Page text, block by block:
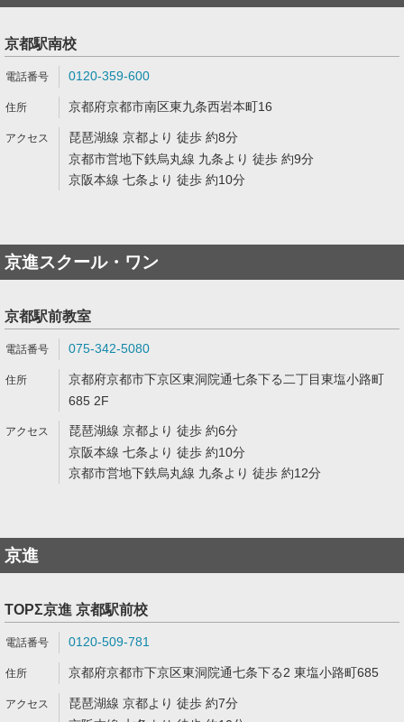
京都駅南校
0120-359-600
京都府京都市南区東九条西岩本町16
琵琶湖線 京都より 徒歩 約8分
京都市営地下鉄烏丸線 九条より 徒歩 約9分
京阪本線 七条より 徒歩 約10分
京進スクール・ワン
京都駅前教室
075-342-5080
京都府京都市下京区東洞院通七条下る二丁目東塩小路町
685 2F
琵琶湖線 京都より 徒歩 約6分
京阪本線 七条より 徒歩 約10分
京都市営地下鉄烏丸線 九条より 徒歩 約12分
京進
TOPΣ京進 京都駅前校
0120-509-781
京都府京都市下京区東洞院通七条下る2 東塩小路町685
琵琶湖線 京都より 徒歩 約7分